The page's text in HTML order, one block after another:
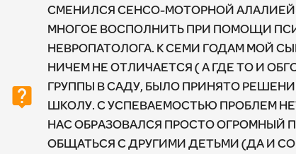
live_help
СМЕНИЛСЯ СЕНСО-МОТОРНОЙ АЛАЛИЕЙ.
МНОГОЕ ВОСПОЛНИТЬ ПРИ ПОМОЩИ
НЕВРОПАТОЛОГА. К СЕМИ ГОДАМ МОЙ
НИЧЕМ НЕ ОТЛИЧАЕТСЯ ( А ГДЕ ТО И
ГРУППЫ В САДУ, БЫЛО ПРИНЯТО
ШКОЛУ. С УСПЕВАЕМОСТЬЮ ПРОБЛЕМ
НАС ОБРАЗОВАЛСЯ ПРОСТО ОГРОМНЫЙ
ОБЩАТЬСЯ С ДРУГИМИ ДЕТЬМИ (ДА И